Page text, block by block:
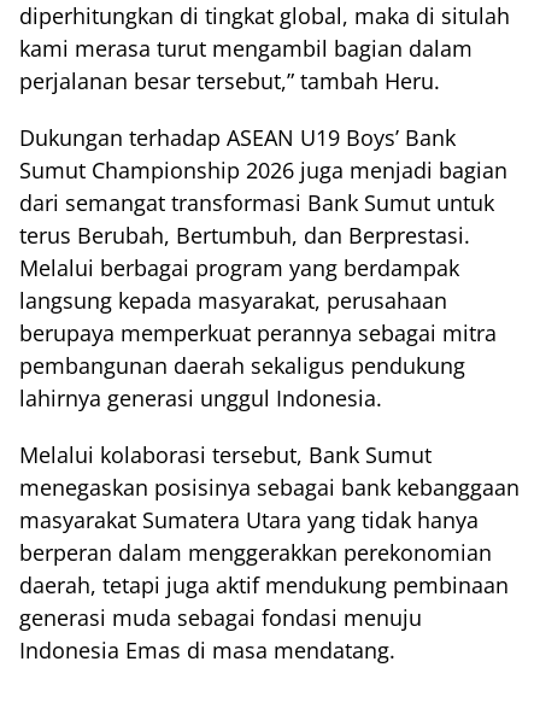
diperhitungkan di tingkat global, maka di situlah
kami merasa turut mengambil bagian dalam
perjalanan besar tersebut,” tambah Heru.
Dukungan terhadap ASEAN U19 Boys’ Bank
Sumut Championship 2026 juga menjadi bagian
dari semangat transformasi Bank Sumut untuk
terus Berubah, Bertumbuh, dan Berprestasi.
Melalui berbagai program yang berdampak
langsung kepada masyarakat, perusahaan
berupaya memperkuat perannya sebagai mitra
pembangunan daerah sekaligus pendukung
lahirnya generasi unggul Indonesia.
Melalui kolaborasi tersebut, Bank Sumut
menegaskan posisinya sebagai bank kebanggaan
masyarakat Sumatera Utara yang tidak hanya
berperan dalam menggerakkan perekonomian
daerah, tetapi juga aktif mendukung pembinaan
generasi muda sebagai fondasi menuju
Indonesia Emas di masa mendatang.